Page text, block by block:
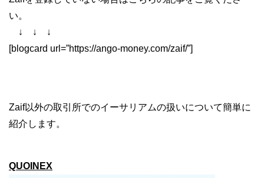
い。
↓ ↓ ↓
[blogcard url=”https://ango-money.com/zaif/”]
Zaif以外の取引所でのイーサリアムの扱いについて簡単に
紹介します。
QUOINEX